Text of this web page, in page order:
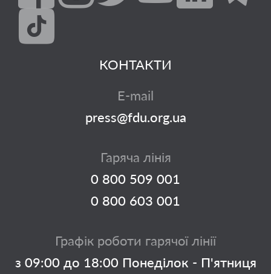
КОНТАКТИ
E-mail
press@fdu.org.ua
Гаряча лінія
0 800 509 001
0 800 603 001
Графік роботи гарячої лінії
з 09:00 до 18:00 Понеділок - П'ятниця